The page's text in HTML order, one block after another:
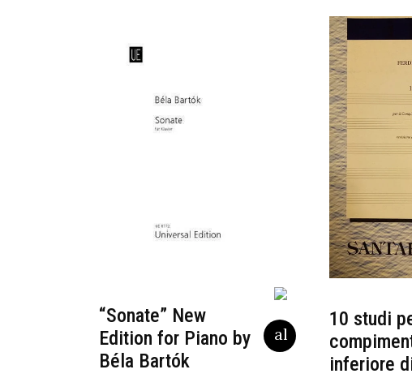
“Sonate” New
Edition for Piano by
Béla Bartók
10 studi
inferiore